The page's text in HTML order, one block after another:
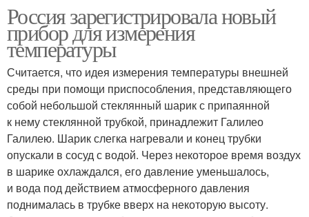
Россия зарегистрировала новый
прибор для измерения
температуры
Считается, что идея измерения температуры внешней
среды при помощи приспособления, представляющего
собой небольшой стеклянный шарик с припаянной
к нему стеклянной трубкой, принадлежит Галилео
Галилею. Шарик слегка нагревали и конец трубки
опускали в сосуд с водой. Через некоторое время воздух
в шарике охлаждался, его давление уменьшалось,
и вода под действием атмосферного давления
поднималась в трубке вверх на некоторую высоту.